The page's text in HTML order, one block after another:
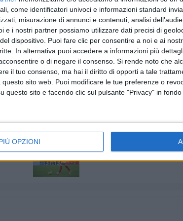
come identificatori univoci e informazioni standard
misurazione di annunci e contenuti, analisi
e i nostri partner possiamo utilizzare dati precisi di
dispositivo. Puoi fare clic per consentire a noi e ai
In alternativa puoi accedere a informazioni più
o di negare il consenso. Si rende noto che
il tuo consenso, ma hai il diritto di opporti a tale
sito web. Puoi modificare le tue preferenze o
questo sito e facendo clic sul pulsante "Privacy" in fondo
OPZIONI
difesa a tre, ma alcune assenze lasciano ampi
iniziale. Cercando di interpretare alcuni
potrebbe schierare un undici così
tra Nikolaou e Burgio in difesa; Dickmann e Dorval
assente Verreth, certo un posto per Braunoder,
Certa la presenza di Castrovilli sulla trequarti,
Prima punta sarà Moncini, viste le imperfette
ai
Dickmann lascia Bari